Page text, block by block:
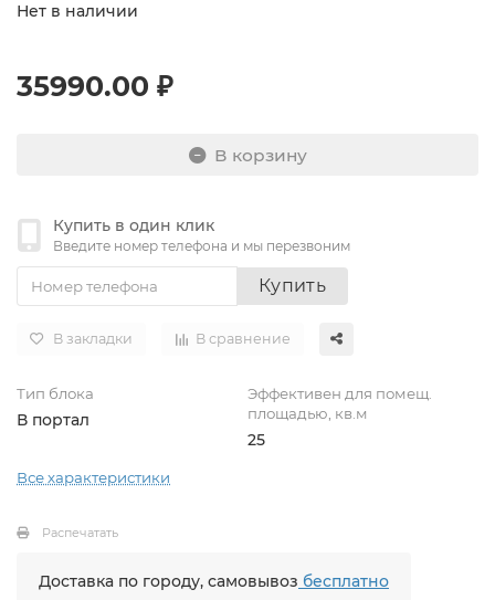
Нет в наличии
35990.00 ₽
В корзину
Купить в один клик
Введите номер телефона и мы перезвоним
Купить
В закладки В сравнение
Тип блока
В портал
Эффективен для помещ.
площадью, кв.м
25
Все характеристики
Распечатать
Доставка по городу, самовывоз бесплатно